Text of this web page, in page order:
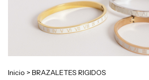
Inicio > BRAZALETES RIGIDOS